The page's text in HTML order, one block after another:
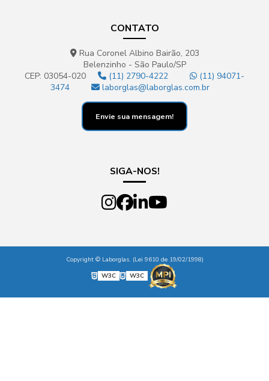
CONTATO
Rua Coronel Albino Bairão, 203
Belenzinho - São Paulo/SP
CEP: 03054-020
(11) 2790-4222
(11) 94071-
3474
laborglas@laborglas.com.br
Envie sua mensagem!
SIGA-NOS!
Copyright © Laborglas. (Lei 9610 de 19/02/1998)
W3C
W3C